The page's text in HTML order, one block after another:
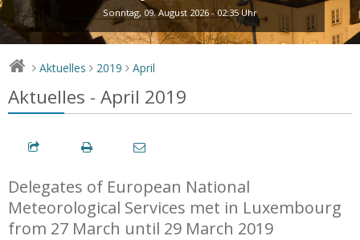
Sonntag, 09. August 2026 - 02:35 Uhr
> Aktuelles > 2019 > April
Aktuelles - April 2019
Delegates of European National
Meteorological Services met in Luxembourg
from 27 March until 29 March 2019